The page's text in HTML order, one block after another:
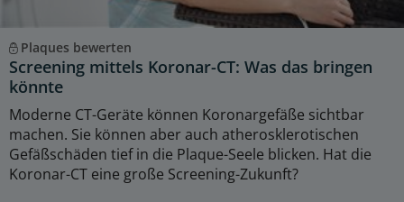
Plaques bewerten
Screening mittels Koronar-CT: Was das bringen
könnte
Moderne CT-Geräte können Koronargefäße sichtbar
machen. Sie können aber auch atherosklerotischen
Gefäßschäden tief in die Plaque-Seele blicken. Hat die
Koronar-CT eine große Screening-Zukunft?